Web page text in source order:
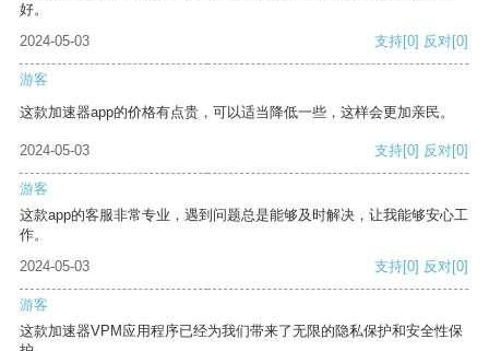
好。
2024-05-03
支持[0] 反对[0]
游客
这款加速器app的价格有点贵，可以适当降低一些，这样会更加亲民。
2024-05-03 支持[0] 反对[0]
游客
这款app的客服非常专业，遇到问题总是能够及时解决，让我能够安心工
作。
2024-05-03
支持[0] 反对[0]
游客
这款加速器VPM应用程序已经为我们带来了无限的隐私保护和安全性保